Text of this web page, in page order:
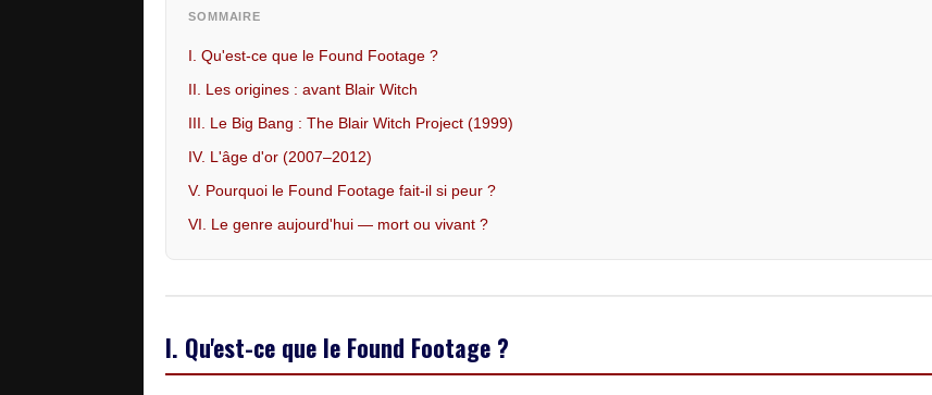
SOMMAIRE
I. Qu'est-ce que le Found Footage ?
II. Les origines : avant Blair Witch
III. Le Big Bang : The Blair Witch Project (1999)
IV. L'âge d'or (2007–2012)
V. Pourquoi le Found Footage fait-il si peur ?
VI. Le genre aujourd'hui — mort ou vivant ?
I. Qu'est-ce que le Found Footage ?